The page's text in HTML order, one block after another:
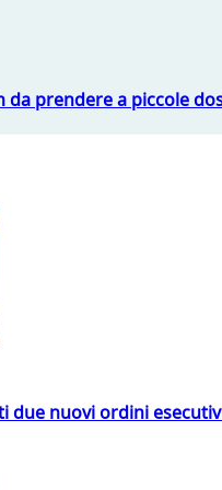
da prendere a piccole
due nuovi ordini